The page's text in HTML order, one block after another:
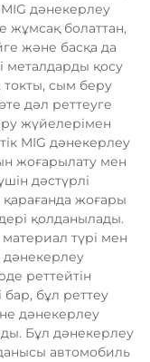
дәнекерлеу
жұмсақ болаттан,
және басқа да
металдарды қосу
токты, сым беру
дәл реттеуге
жүйелерімен
MIG дәнекерлеу
жоғарылату мен
дәстүрлі
жоғары
қолданылады.
түрі мен
дәнекерлеу
реттейтін
бұл реттеу
дәнекерлеу
Бұл дәнекерлеу
автомобиль